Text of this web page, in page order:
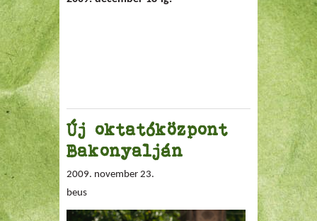
Új oktatóközpont
Bakonyalján
2009. november 23.
beus